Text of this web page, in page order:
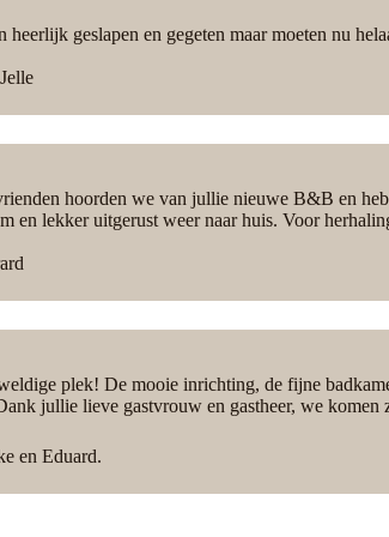
heerlijk geslapen en gegeten maar moeten nu
hoorden we van jullie nieuwe B&B en
en lekker uitgerust weer naar huis. Voor
plek! De mooie inrichting, de fijne
jullie lieve gastvrouw en gastheer, we komen
en Eduard.